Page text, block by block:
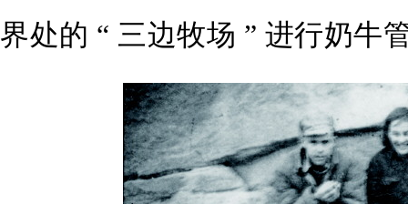
界处的 “ 三边牧场 ” 进行奶牛